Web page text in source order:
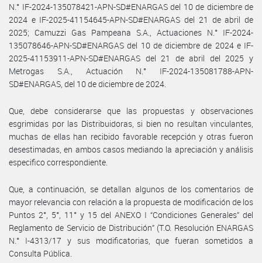
N.° IF-2024-135078421-APN-SD#ENARGAS del 10 de diciembre de
2024 e IF-2025-41154645-APN-SD#ENARGAS del 21 de abril de
2025; Camuzzi Gas Pampeana S.A., Actuaciones N.° IF-2024-
135078646-APN-SD#ENARGAS del 10 de diciembre de 2024 e IF-
2025-41153911-APN-SD#ENARGAS del 21 de abril del 2025 y
Metrogas S.A., Actuación N.° IF-2024-135081788-APN-
SD#ENARGAS, del 10 de diciembre de 2024.
Que, debe considerarse que las propuestas y observaciones
esgrimidas por las Distribuidoras, si bien no resultan vinculantes,
muchas de ellas han recibido favorable recepción y otras fueron
desestimadas, en ambos casos mediando la apreciación y análisis
especifico correspondiente.
Que, a continuación, se detallan algunos de los comentarios de
mayor relevancia con relación a la propuesta de modificación de los
Puntos 2°, 5°, 11° y 15 del ANEXO I “Condiciones Generales” del
Reglamento de Servicio de Distribución” (T.O. Resolución ENARGAS
N.° I-4313/17 y sus modificatorias, que fueran sometidos a
Consulta Pública.